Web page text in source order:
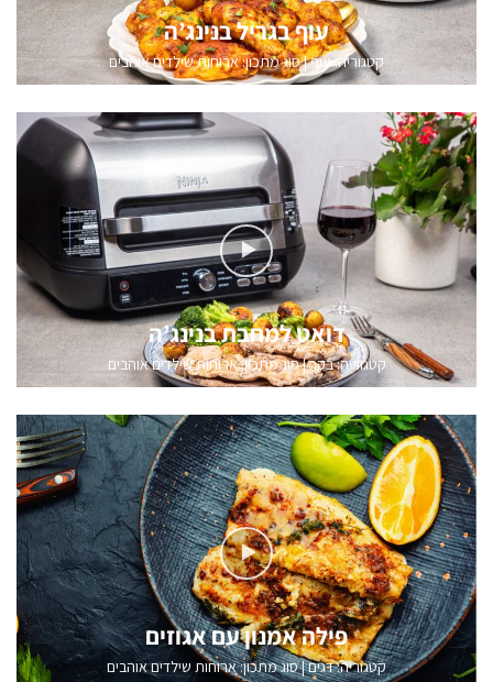
עוף בגריל בנינג’ה
קטגוריה:עוף|סוג מתכון: ארוחות שילדים אוהבים
דואט למחבת בנינג’ה
קטגוריה:בקר|סוג מתכון: ארוחות שילדים אוהבים
פילה אמנון עם אגוזים
קטגוריה:דגים|סוג מתכון: ארוחות שילדים אוהבים